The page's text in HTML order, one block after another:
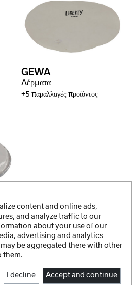
GEWA
Δέρματα
+5 παραλλαγές προϊόντος
content and online ads,
and analyze traffic to our
about your use of our
advertising and analytics
be aggregated there with other
them.
I decline Accept and continue